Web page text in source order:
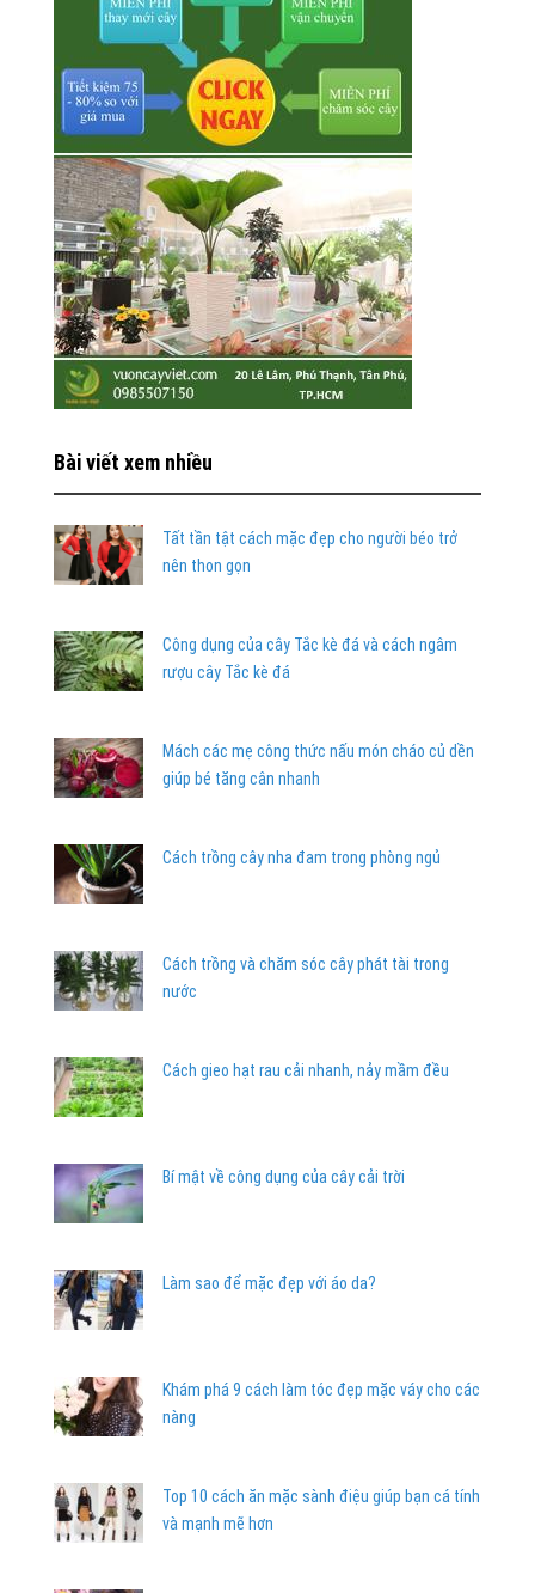
Bài viết xem nhiều
Tất tần tật cách mặc đẹp cho người béo trở
nên thon gọn
Công dụng của cây Tắc kè đá và cách ngâm
rượu cây Tắc kè đá
Mách các mẹ công thức nấu món cháo củ dền
giúp bé tăng cân nhanh
Cách trồng cây nha đam trong phòng ngủ
Cách trồng và chăm sóc cây phát tài trong
nước
Cách gieo hạt rau cải nhanh, nảy mầm đều
Bí mật về công dụng của cây cải trời
Làm sao để mặc đẹp với áo da?
Khám phá 9 cách làm tóc đẹp mặc váy cho các
nàng
Top 10 cách ăn mặc sành điệu giúp bạn cá tính
và mạnh mẽ hơn